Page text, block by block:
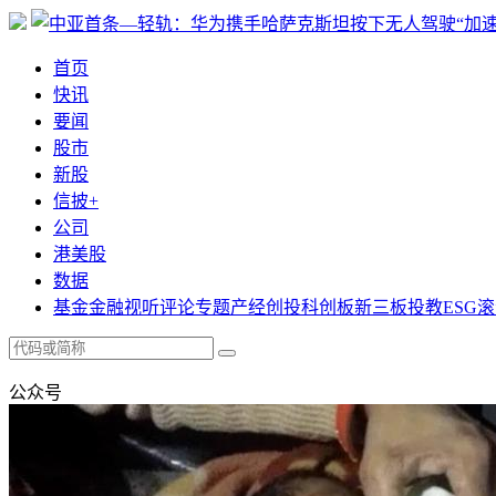
首页
快讯
要闻
股市
新股
信披+
公司
港美股
数据
基金金融视听评论专题产经创投科创板新三板投教ESG
公众号